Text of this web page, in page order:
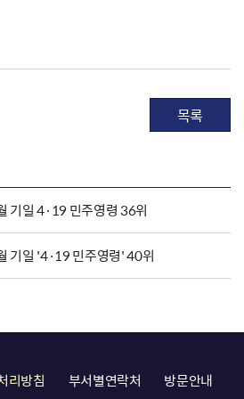
목록
기일 4·19 민주영령 36위
기일 '4·19 민주영령' 40위
리방침 부서별연락처
방문안내